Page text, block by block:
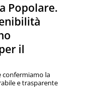
Popolare.
il
confermiamo la
e trasparente